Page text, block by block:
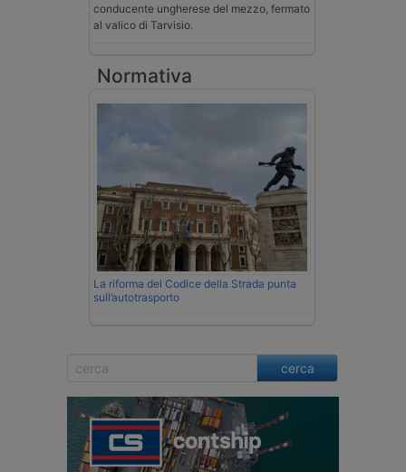
conducente ungherese del mezzo, fermato
al valico di Tarvisio.
Normativa
La riforma del Codice della Strada punta
sull’autotrasporto
cerca